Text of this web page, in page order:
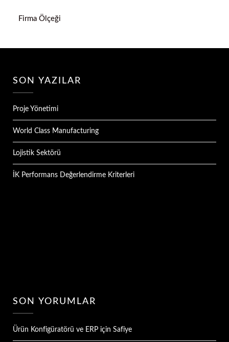
Firma Ölçeği
SON YAZILAR
Proje Yönetimi
World Class Manufacturing
Lojistik Sektörü
İK Performans Değerlendirme Kriterleri
SON YORUMLAR
Ürün Konfigüratörü ve ERP için Safiye